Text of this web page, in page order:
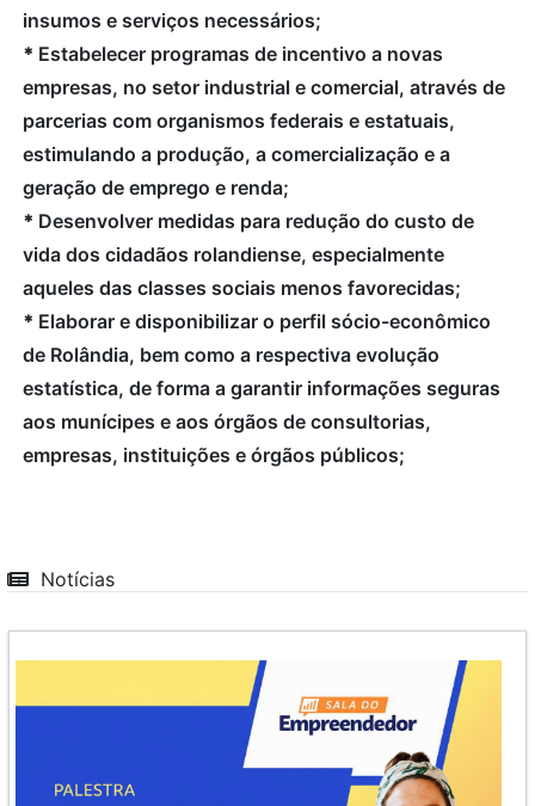
insumos e serviços necessários;
* Estabelecer programas de incentivo a novas
empresas, no setor industrial e comercial, através de
parcerias com organismos federais e estatuais,
estimulando a produção, a comercialização e a
geração de emprego e renda;
* Desenvolver medidas para redução do custo de
vida dos cidadãos rolandiense, especialmente
aqueles das classes sociais menos favorecidas;
* Elaborar e disponibilizar o perfil sócio-econômico
de Rolândia, bem como a respectiva evolução
estatística, de forma a garantir informações seguras
aos munícipes e aos órgãos de consultorias,
empresas, instituições e órgãos públicos;
Notícias